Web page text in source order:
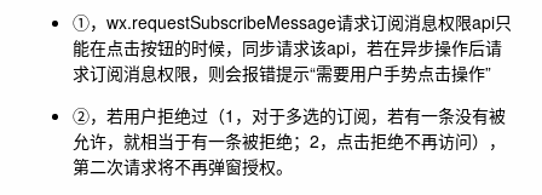
①，wx.requestSubscribeMessage请求订阅消息权限api只
能在点击按钮的时候，同步请求该api，若在异步操作后请
求订阅消息权限，则会报错提示“需要用户手势点击操作”
②，若用户拒绝过（1，对于多选的订阅，若有一条没有被
允许，就相当于有一条被拒绝；2，点击拒绝不再访问），
第二次请求将不再弹窗授权。